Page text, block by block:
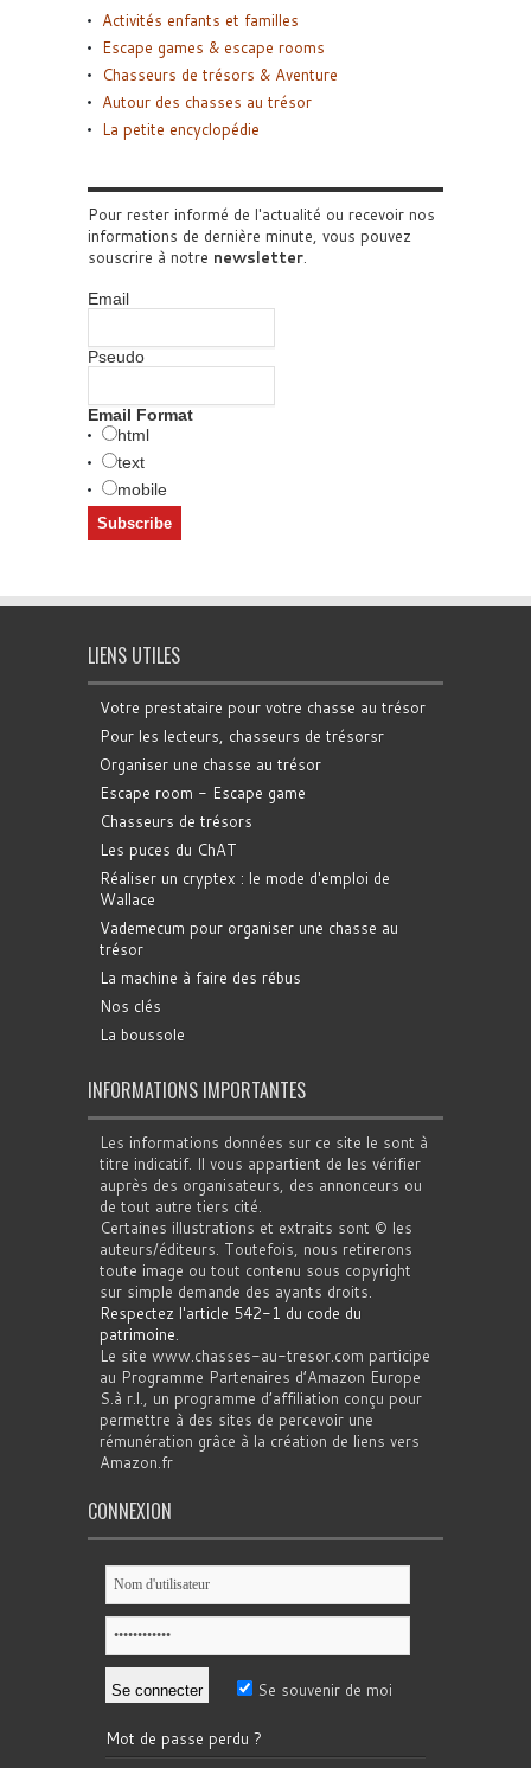
Activités enfants et familles
Escape games & escape rooms
Chasseurs de trésors & Aventure
Autour des chasses au trésor
La petite encyclopédie
Pour rester informé de l'actualité ou recevoir nos
informations de dernière minute, vous pouvez
souscrire à notre newsletter.
Email
Pseudo
Email Format
html
text
mobile
LIENS UTILES
Votre prestataire pour votre chasse au trésor
Pour les lecteurs, chasseurs de trésorsr
Organiser une chasse au trésor
Escape room - Escape game
Chasseurs de trésors
Les puces du ChAT
Réaliser un cryptex : le mode d'emploi de
Wallace
Vademecum pour organiser une chasse au
trésor
La machine à faire des rébus
Nos clés
La boussole
INFORMATIONS IMPORTANTES
Les informations données sur ce site le sont à
titre indicatif. Il vous appartient de les vérifier
auprès des organisateurs, des annonceurs ou
de tout autre tiers cité.
Certaines illustrations et extraits sont © les
auteurs/éditeurs. Toutefois, nous retirerons
toute image ou tout contenu sous copyright
sur simple demande des ayants droits.
Respectez l'article 542-1 du code du
patrimoine.
Le site www.chasses-au-tresor.com participe
au Programme Partenaires d’Amazon Europe
S.à r.l., un programme d’affiliation conçu pour
permettre à des sites de percevoir une
rémunération grâce à la création de liens vers
Amazon.fr
CONNEXION
Se souvenir de moi
Mot de passe perdu ?